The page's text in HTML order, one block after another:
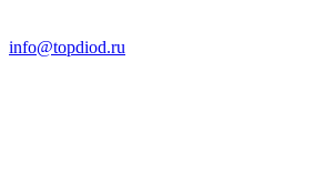
info@topdiod.ru